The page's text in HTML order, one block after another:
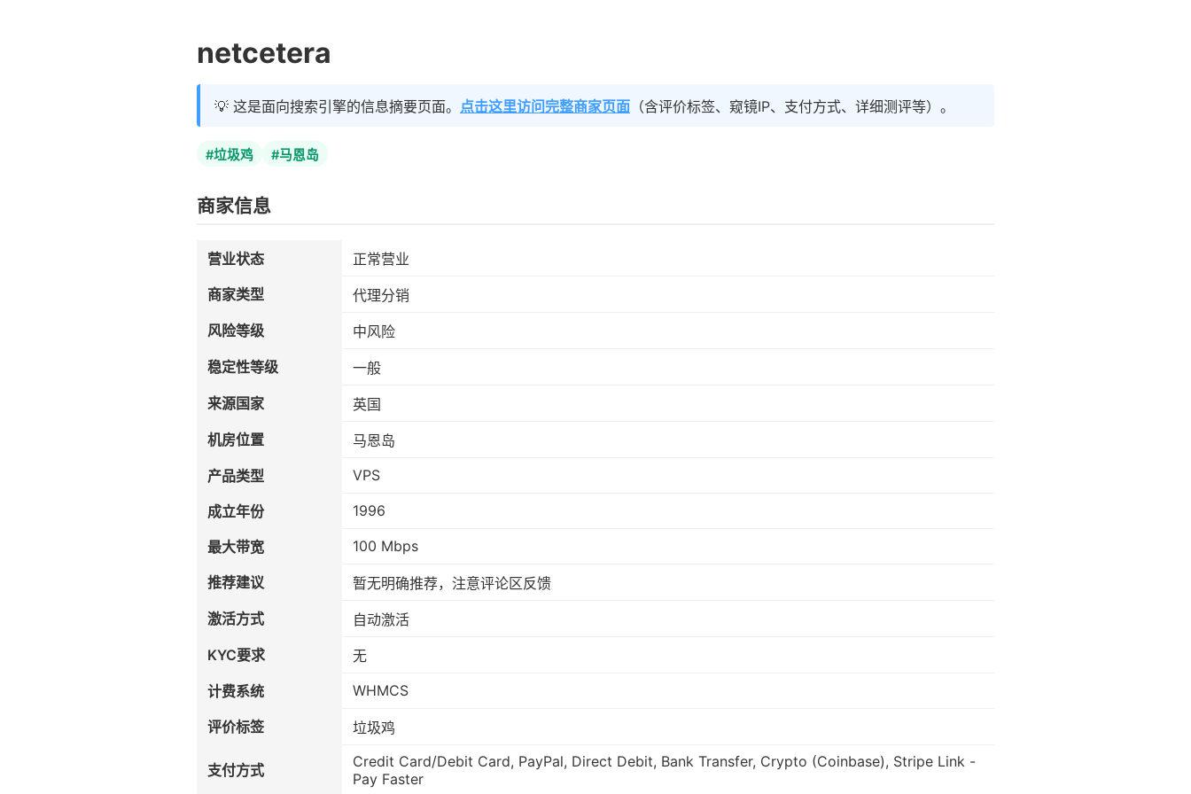
netcetera
💡 这是面向搜索引擎的信息摘要页面。 点击这里访问完整商家页面 （含评价标签、窥镜IP、支付方式、详细测评等）。
#垃圾鸡 #马恩岛
商家信息
营业状态
正常营业
商家类型
代理分销
风险等级
中风险
稳定性等级
一般
来源国家
英国
机房位置
马恩岛
产品类型
VPS
成立年份 1996
最大带宽 100 Mbps
推荐建议
暂无明确推荐，注意评论区反馈
激活方式
自动激活
KYC要求
无
计费系统
WHMCS
评价标签 垃圾鸡
支付方式
Credit Card/Debit Card, PayPal, Direct Debit, Bank Transfer, Crypto (Coinbase), Stripe Link -
Pay Faster